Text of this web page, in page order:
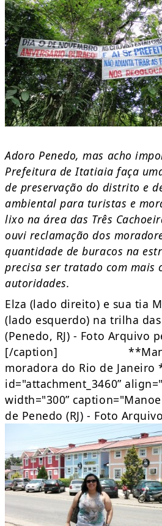
Adoro Penedo, mas acho
Prefeitura de Itatiaia faça
de preservação do distrito e
ambiental para turistas e
lixo na área das Três
ouvi reclamação dos
quantidade de buracos na
precisa ser tratado com mais
autoridades.
Elza (lado direito) e sua tia
(lado esquerdo) na trilha das
(Penedo, RJ) - Foto Arquivo
[/caption]
moradora do Rio de
id="attachment_3460”
width="300”
de Penedo (RJ) - Foto